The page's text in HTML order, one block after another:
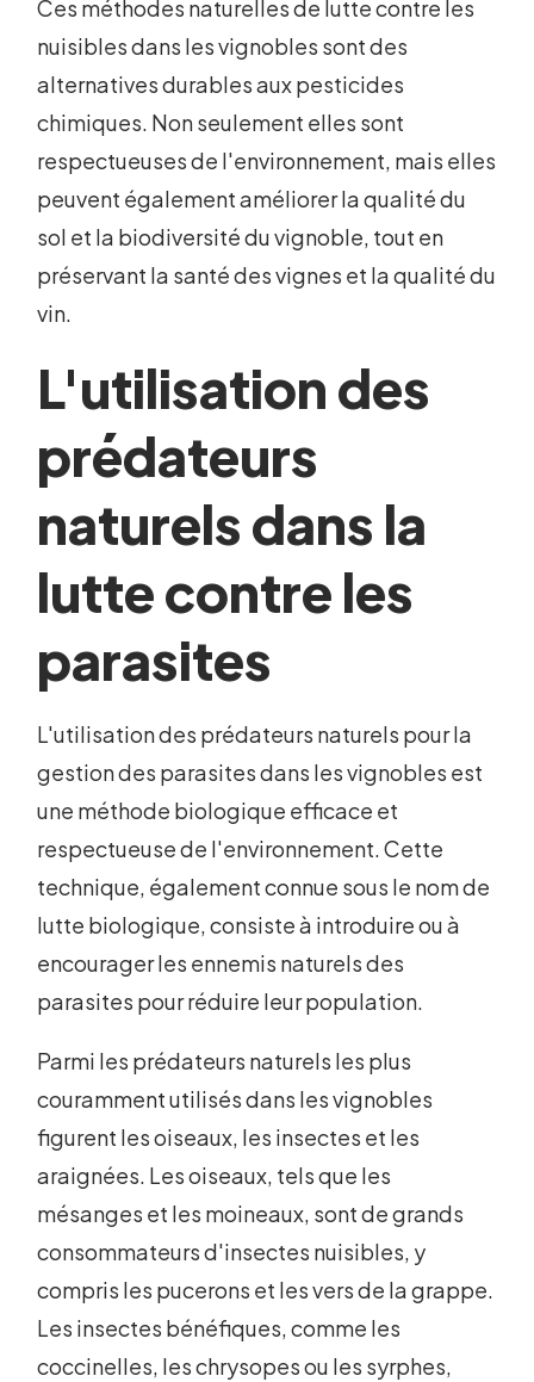
Ces méthodes naturelles de lutte contre les
nuisibles dans les vignobles sont des
alternatives durables aux pesticides
chimiques. Non seulement elles sont
respectueuses de l'environnement, mais elles
peuvent également améliorer la qualité du
sol et la biodiversité du vignoble, tout en
préservant la santé des vignes et la qualité du
vin.
L'utilisation des
prédateurs
naturels dans la
lutte contre les
parasites
L'utilisation des prédateurs naturels pour la
gestion des parasites dans les vignobles est
une méthode biologique efficace et
respectueuse de l'environnement. Cette
technique, également connue sous le nom de
lutte biologique, consiste à introduire ou à
encourager les ennemis naturels des
parasites pour réduire leur population.
Parmi les prédateurs naturels les plus
couramment utilisés dans les vignobles
figurent les oiseaux, les insectes et les
araignées. Les oiseaux, tels que les
mésanges et les moineaux, sont de grands
consommateurs d'insectes nuisibles, y
compris les pucerons et les vers de la grappe.
Les insectes bénéfiques, comme les
coccinelles, les chrysopes ou les syrphes,